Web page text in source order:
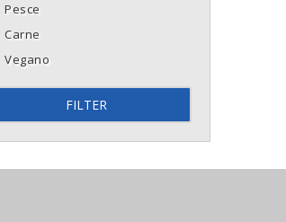
Pesce
Carne
Vegano
FILTER